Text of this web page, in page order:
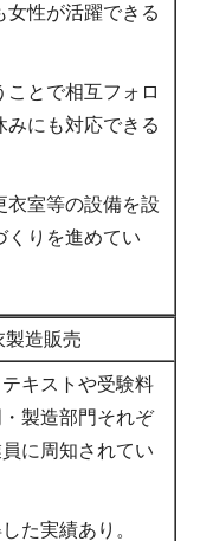
女性が活躍できる
とで相互フォロ
みにも対応できる
衣室等の設備を設
くりを進めてい
製造販売
キストや受験料
製造部門それぞ
に周知されてい
た実績あり。